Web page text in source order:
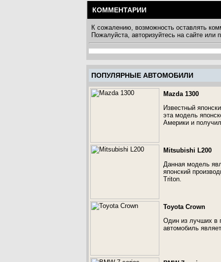
КОММЕНТАРИИ
К сожалению, возможность оставлять
Пожалуйста, авторизуйтесь на сайте
ПОПУЛЯРНЫЕ АВТОМОБИЛИ
Mazda 1300
Известный
эта модель
Америки и
Mitsubishi L200
Данная модель
японский
Triton.
Toyota Crown
Один из лучших в
автомобиль